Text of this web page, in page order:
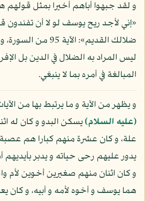
و لقد جبهوا أباهم أخيرا بمثل
«إني لأجد ريح يوسف لو لا أن تفندون
ضلالك القديم»: الآية
ليس المراد به الضلال في الدين بل
المبالغة في أمره بما لا ينبغي.
و يظهر من الآية و ما يرتبط بها من
(عليه السلام)يسكن البدو و كان له
علة، و كان عشرة منهم كبارا هم
يدور عليهم رحى حياته و يدبر بأيديهم
و كان اثنان منهم صغيرين أخوين لأم
هما يوسف و أخوه لأمه و أبيه، و كان